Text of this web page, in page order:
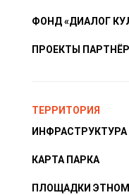
ФОНД «ДИАЛОГ
ПРОЕКТЫ
ТЕРРИТОРИЯ
ИНФРАСТРУКТУРА
КАРТА ПАРКА
ПЛОЩАДКИ